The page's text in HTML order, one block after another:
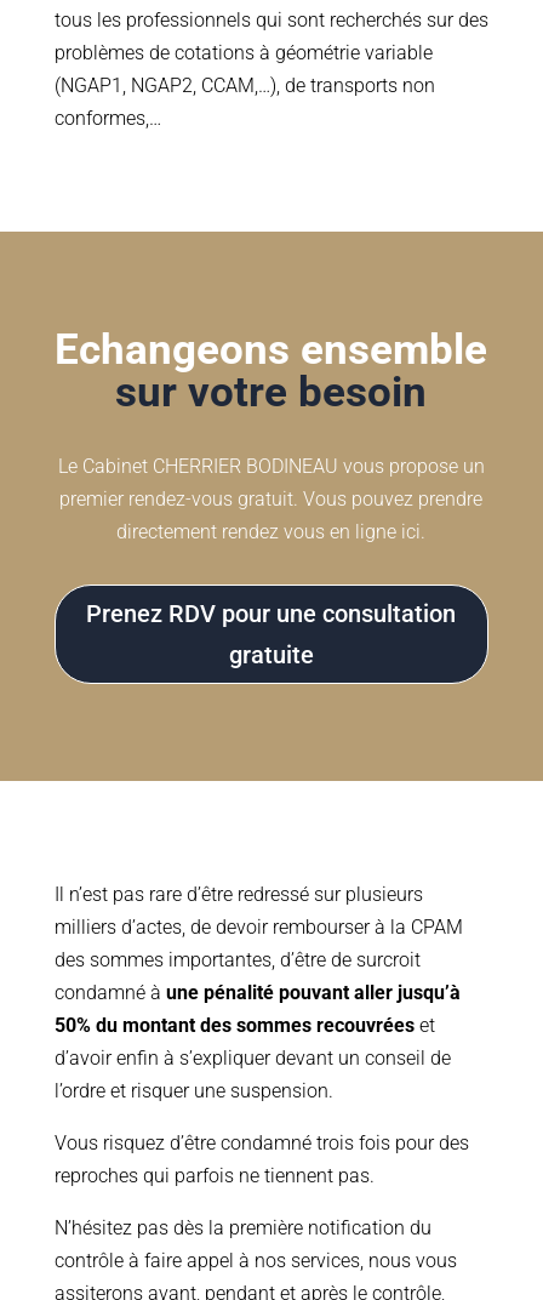
tous les professionnels qui sont recherchés sur des
problèmes de cotations à géométrie variable
(NGAP1, NGAP2, CCAM,…), de transports non
conformes,…
Echangeons ensemble
sur votre besoin
Le Cabinet CHERRIER BODINEAU vous propose un
premier rendez-vous gratuit. Vous pouvez prendre
directement rendez vous en ligne ici.
Prenez RDV pour une consultation
gratuite
Il n’est pas rare d’être redressé sur plusieurs
milliers d’actes, de devoir rembourser à la CPAM
des sommes importantes, d’être de surcroit
condamné à une pénalité pouvant aller jusqu’à
50% du montant des sommes recouvréeset
d’avoir enfin à s’expliquer devant un conseil de
l’ordre et risquer une suspension.
Vous risquez d’être condamné trois fois pour des
reproches qui parfois ne tiennent pas.
N’hésitez pas dès la première notification du
contrôle à faire appel à nos services, nous vous
assiterons avant, pendant et après le contrôle,